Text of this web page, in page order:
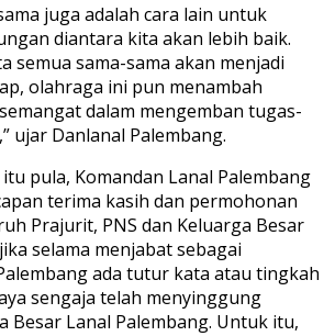
juga adalah cara lain untuk
diantara kita akan lebih baik.
semua sama-sama akan menjadi
olahraga ini pun menambah
dalam mengemban tugas-
ujar Danlanal Palembang.
pula, Komandan Lanal Palembang
terima kasih dan permohonan
Prajurit, PNS dan Keluarga Besar
selama menjabat sebagai
ada tutur kata atau tingkah
sengaja telah menyinggung
Besar Lanal Palembang. Untuk itu,